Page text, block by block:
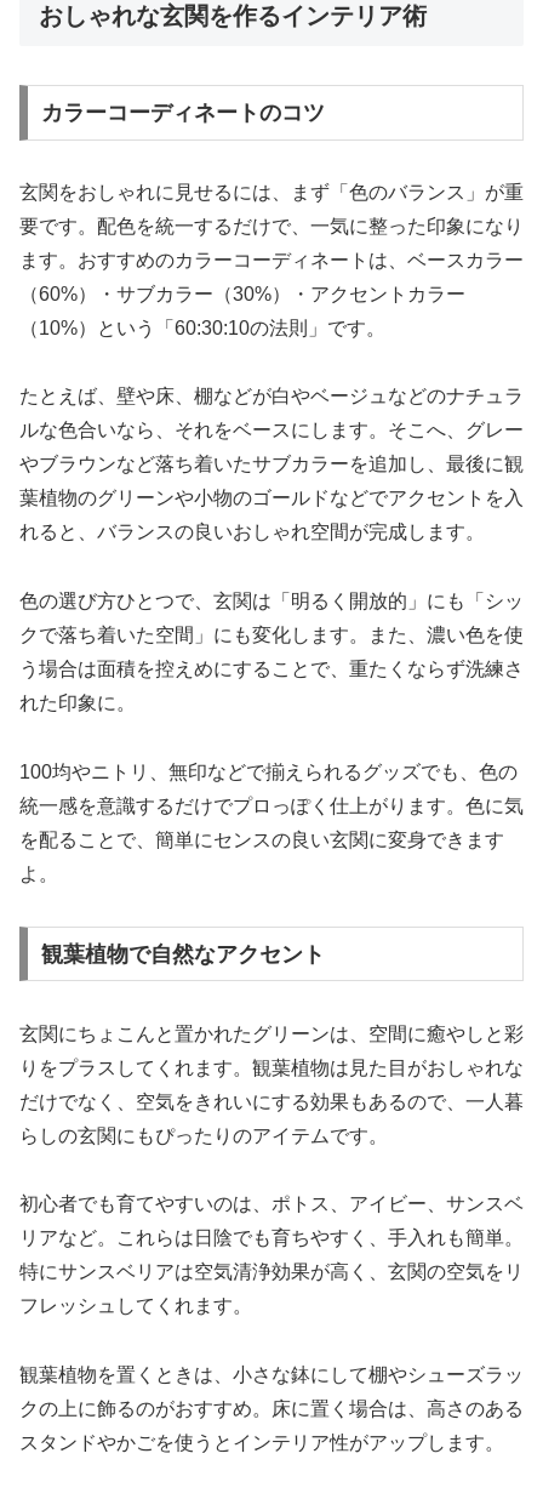
おしゃれな玄関を作るインテリア術
カラーコーディネートのコツ
玄関をおしゃれに見せるには、まず「色のバランス」が重
要です。配色を統一するだけで、一気に整った印象になり
ます。おすすめのカラーコーディネートは、ベースカラー
（60%）・サブカラー（30%）・アクセントカラー
（10%）という「60:30:10の法則」です。
たとえば、壁や床、棚などが白やベージュなどのナチュラ
ルな色合いなら、それをベースにします。そこへ、グレー
やブラウンなど落ち着いたサブカラーを追加し、最後に観
葉植物のグリーンや小物のゴールドなどでアクセントを入
れると、バランスの良いおしゃれ空間が完成します。
色の選び方ひとつで、玄関は「明るく開放的」にも「シッ
クで落ち着いた空間」にも変化します。また、濃い色を使
う場合は面積を控えめにすることで、重たくならず洗練さ
れた印象に。
100均やニトリ、無印などで揃えられるグッズでも、色の
統一感を意識するだけでプロっぽく仕上がります。色に気
を配ることで、簡単にセンスの良い玄関に変身できます
よ。
観葉植物で自然なアクセント
玄関にちょこんと置かれたグリーンは、空間に癒やしと彩
りをプラスしてくれます。観葉植物は見た目がおしゃれな
だけでなく、空気をきれいにする効果もあるので、一人暮
らしの玄関にもぴったりのアイテムです。
初心者でも育てやすいのは、ポトス、アイビー、サンスベ
リアなど。これらは日陰でも育ちやすく、手入れも簡単。
特にサンスベリアは空気清浄効果が高く、玄関の空気をリ
フレッシュしてくれます。
観葉植物を置くときは、小さな鉢にして棚やシューズラッ
クの上に飾るのがおすすめ。床に置く場合は、高さのある
スタンドやかごを使うとインテリア性がアップします。